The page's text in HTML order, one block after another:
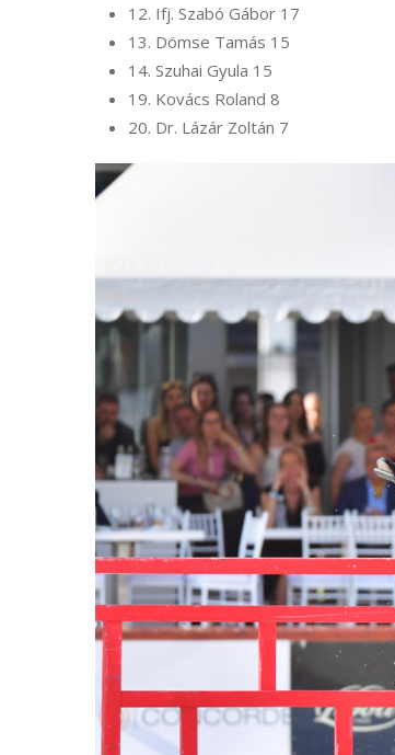
12. Ifj. Szabó Gábor 17
13. Dömse Tamás 15
14. Szuhai Gyula 15
19. Kovács Roland 8
20. Dr. Lázár Zoltán 7